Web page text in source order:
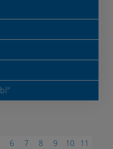
6 7 8 9 10 11